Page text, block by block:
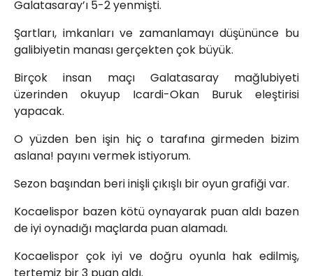
Galatasaray’ı 5-2 yenmişti.
Şartları, imkanları ve zamanlamayı düşününce bu
galibiyetin manası gerçekten çok büyük.
Birçok insan maçı Galatasaray mağlubiyeti
üzerinden okuyup Icardi-Okan Buruk eleştirisi
yapacak.
O yüzden ben işin hiç o tarafına girmeden bizim
aslana! payını vermek istiyorum.
Sezon başından beri inişli çıkışlı bir oyun grafiği var.
Kocaelispor bazen kötü oynayarak puan aldı bazen
de iyi oynadığı maçlarda puan alamadı.
Kocaelispor çok iyi ve doğru oyunla hak edilmiş,